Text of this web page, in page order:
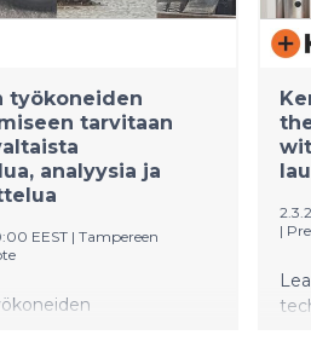
and reliable EV
nationwide.
työkoneiden
tarvitaan
analyysia ja
EEST | Tampereen
|